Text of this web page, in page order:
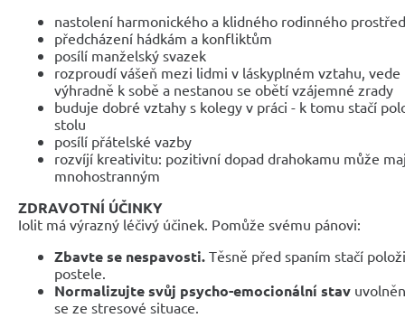
nastolení harmonického a klidného rodinného
předcházení hádkám a konfliktům
posílí manželský svazek
rozproudí vášeň mezi lidmi v láskyplném vztahu,
výhradně k sobě a nestanou se obětí vzájemné zrady
buduje dobré vztahy s kolegy v práci - k tomu stačí
stolu
posílí přátelské vazby
rozvíjí kreativitu: pozitivní dopad drahokamu může
mnohostranným
ZDRAVOTNÍ ÚČINKY
Iolit má výrazný léčivý účinek. Pomůže svému pánovi:
Zbavte se nespavosti. Těsně před spaním stačí
postele.
Normalizujte svůj psycho-emocionální stav
se ze stresové situace.